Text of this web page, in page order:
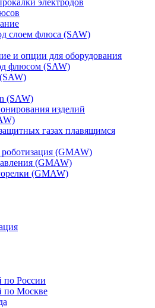
электродов
слоем флюса (SAW)
и опции для оборудования
флюсом (SAW)
(SAW)
изделий
газах плавящимся
(GMAW)
(GMAW)
(GMAW)
по России
по Москве